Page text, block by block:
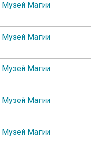
Музей Магии
Музей Магии
Музей Магии
Музей Магии
Музей Магии